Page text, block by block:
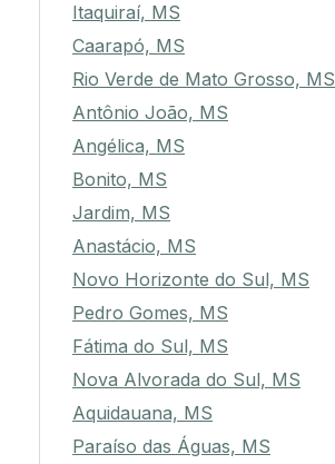
Itaquiraí, MS
Caarapó, MS
Rio Verde de Mato Grosso, MS
Antônio João, MS
Angélica, MS
Bonito, MS
Jardim, MS
Anastácio, MS
Novo Horizonte do Sul, MS
Pedro Gomes, MS
Fátima do Sul, MS
Nova Alvorada do Sul, MS
Aquidauana, MS
Paraíso das Águas, MS